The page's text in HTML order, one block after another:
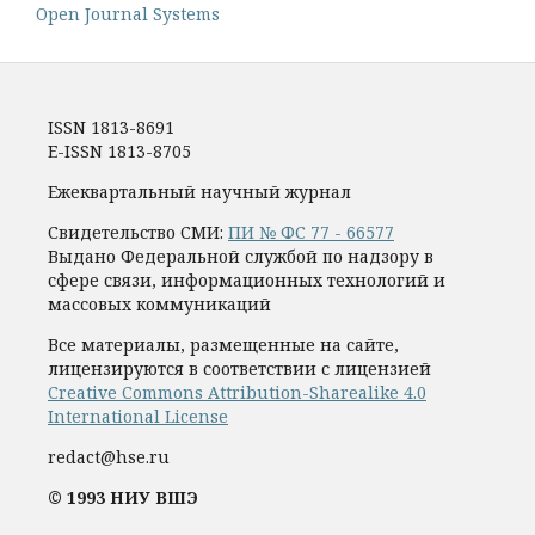
Open Journal Systems
ISSN 1813-8691
E-ISSN 1813-8705
Ежеквартальный научный журнал
Свидетельство СМИ: ПИ № ФС 77 - 66577
Выдано Федеральной службой по надзору в
сфере связи, информационных технологий и
массовых коммуникаций
Все материалы, размещенные на сайте,
лицензируются в соответствии с лицензией
Creative Commons Attribution-Sharealike 4.0
International License
redact@hse.ru
© 1993 НИУ ВШЭ